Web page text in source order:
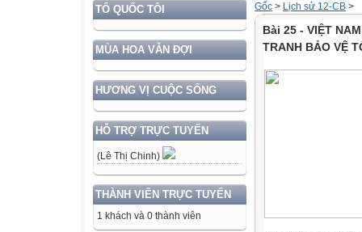
TỔ QUỐC TÔI
MÙA HOA VẪN ĐỢI
HƯƠNG VỊ CUỘC SỐNG
HỖ TRỢ TRỰC TUYẾN
(Lê Thị Chinh)
THÀNH VIÊN TRỰC TUYẾN
1 khách và 0 thành viên
Gốc > Lịch sử 12-CB >
Bài 25 - VIỆT
TRANH BẢO VỆ